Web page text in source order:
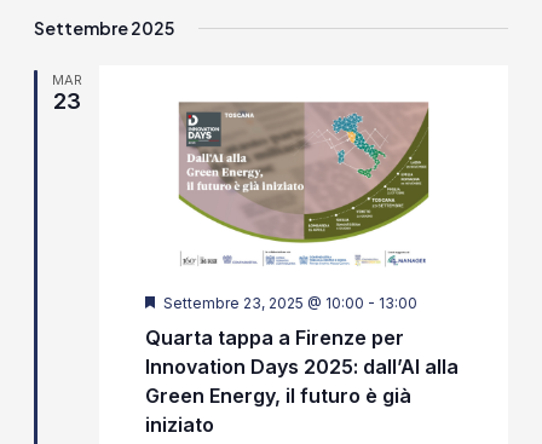
Settembre 2025
MAR
23
Segnalati
Settembre 23, 2025 @ 10:00 - 13:00
Quarta tappa a Firenze per
Innovation Days 2025: dall’AI alla
Green Energy, il futuro è già
iniziato